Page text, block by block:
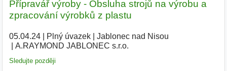
Přípravář výroby - Obsluha strojů na výrobu a
zpracování výrobků z plastu
05.04.24| Plný úvazek| Jablonec nad Nisou
A.RAYMOND JABLONEC s.r.o.
Sledujte později